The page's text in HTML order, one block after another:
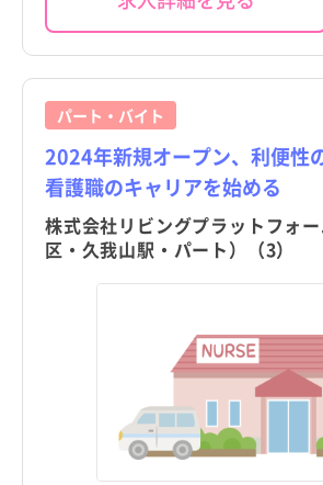
パート・バイト
2024年新規オープン、利便性
看護職のキャリアを始める
株式会社リビングプラットフォ
区・久我山駅・パート）（3）